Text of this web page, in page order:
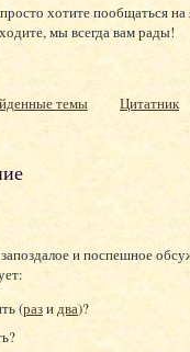
хотите пообщаться
мы всегда вам рады!
темы Цитатник
запоздалое и поспешное
(рази два)?